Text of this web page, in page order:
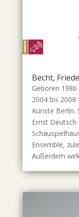
Becht,
Geboren
2004 bis 2008
Künste Berlin.
Ernst
Ensemble,
Außerdem